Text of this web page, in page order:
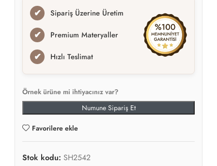
✔ Sipariş Üzerine Üretim
✔ Premium Materyaller
✔ Hızlı Teslimat
Örnek ürüne mi ihtiyacınız var?
Numune Sipariş Et
Favorilere ekle
Stok kodu: SH2542